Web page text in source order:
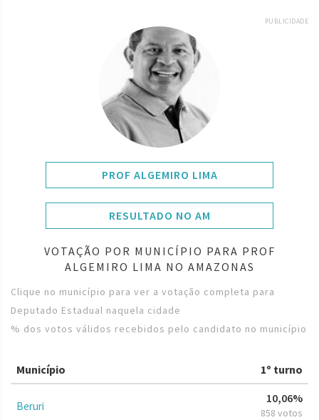
PUBLICIDADE
PROF ALGEMIRO LIMA
RESULTADO NO AM
VOTAÇÃO POR MUNICÍPIO PARA PROF
ALGEMIRO LIMA NO AMAZONAS
Clique no município para ver a votação completa para
Deputado Estadual naquela cidade
% dos votos válidos recebidos pelo candidato no município
Município 1º turno
Beruri
10,06%
858 votos